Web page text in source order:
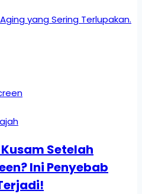
yang Sering Terlupakan.
Setelah
Ini Penyebab